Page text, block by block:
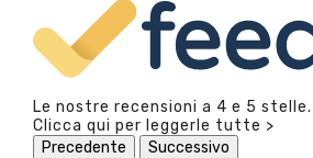
Le nostre recensioni a 4 e 5 stelle.
Clicca qui per leggerle tutte >
Precedente
Successivo